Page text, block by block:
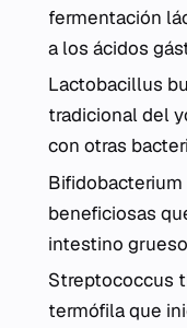
fermentación
a los ácidos
Lactobacillus
tradicional del
con otras
beneficiosas
intestino
Streptococcus
termófila que